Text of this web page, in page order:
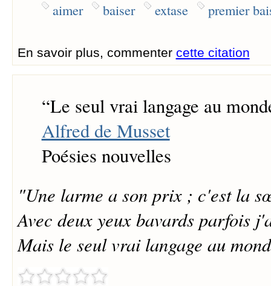
aimer baiser extase premier
En savoir plus, commenter cette citation
“Le seul vrai langage au
Alfred de Musset
Poésies nouvelles
"Une larme a son prix ; c'est la
Avec deux yeux bavards parfois
Mais le seul vrai langage au